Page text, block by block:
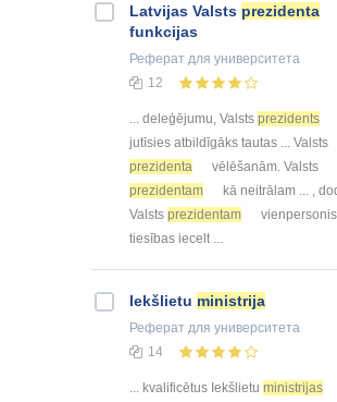
Latvijas Valsts prezidenta
funkcijas
Реферат для университета
12
... deleģējumu, Valsts prezidents
jutīsies atbildīgāks tautas ... Valsts
prezidenta
vēlēšanām. Valsts
prezidentam
kā neitrālam ... ,
Valsts prezidentam
tiesības iecelt ...
Iekšlietu ministrija
Реферат для университета
14
... kvalificētus Iekšlietu ministrijas